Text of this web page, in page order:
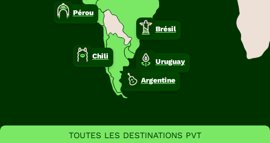
Uruguay
Brésil
Argentine
Chili
Pérou
TOUTES LES DESTINATIONS PVT